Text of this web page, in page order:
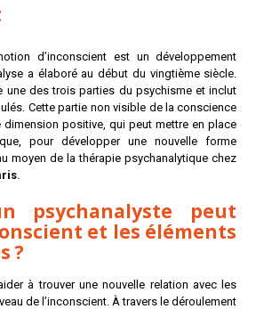
d’inconscient est un développement
a élaboré au début du vingtième siècle.
une des trois parties du psychisme et inclut
Cette partie non visible de la conscience
positive, qui peut mettre en place
pour développer une nouvelle forme
moyen de la thérapie psychanalytique chez
.
psychanalyste peut
et les éléments
?
à trouver une nouvelle relation avec les
de l’inconscient. À travers le déroulement